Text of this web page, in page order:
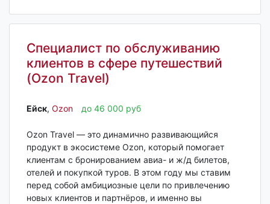
Специалист по обслуживанию
клиентов в сфере путешествий
(Ozon Travel)
Ейск‎, Ozon до 46 000 руб
Ozon Travel — это динамично развивающийся
продукт в экосистеме Ozon, который помогает
клиентам с бронированием авиа- и ж/д билетов,
отелей и покупкой туров. В этом году мы ставим
перед собой амбициозные цели по привлечению
новых клиентов и партнёров, и именно вы